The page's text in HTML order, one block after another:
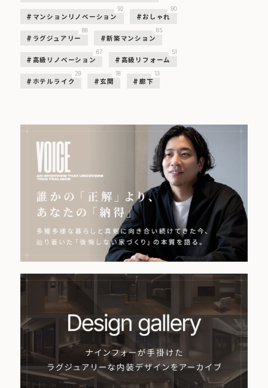
マンションリノベーション
92
おしゃれ
90
ラグジュアリー
88
新築マンション
85
高級リノベーション
67
高級リフォーム
51
ホテルライク
29
玄関
18
廊下
13